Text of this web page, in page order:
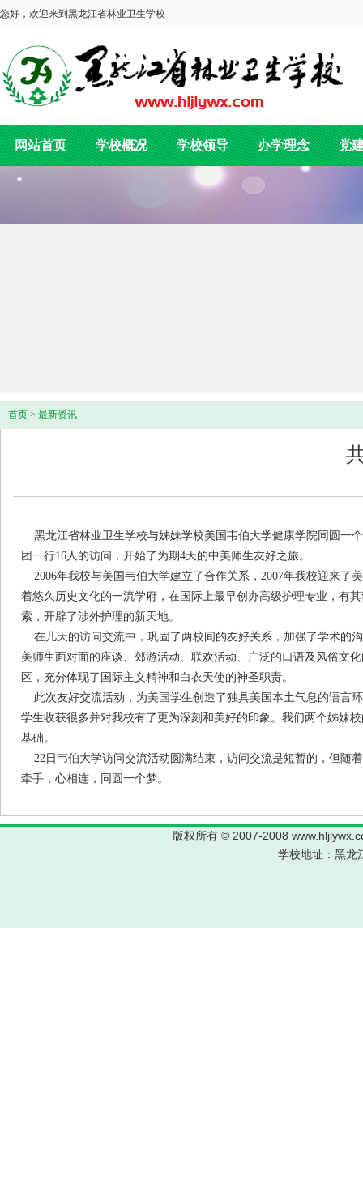
您好，欢迎来到黑龙江省林业卫生学校
网站首页 学校概况 学校领导 办学理念 党
首页 > 最新资讯
黑龙江省林业卫生学校与姊妹学校美国韦伯大学健康学院同圆一
团一行16人的访问，开始了为期4天的中美师生友好之旅。
2006年我校与美国韦伯大学建立了合作关系，2007年我校迎来了
着悠久历史文化的一流学府，在国际上最早创办高级护理专业，有
索，开辟了涉外护理的新天地。
在几天的访问交流中，巩固了两校间的友好关系，加强了学术的
美师生面对面的座谈、郊游活动、联欢活动、广泛的口语及风俗文
区，充分体现了国际主义精神和白衣天使的神圣职责。
此次友好交流活动，为美国学生创造了独具美国本土气息的语言
学生收获很多并对我校有了更为深刻和美好的印象。我们两个姊妹
基础。
22日韦伯大学访问交流活动圆满结束，访问交流是短暂的，但随
牵手，心相连，同圆一个梦。
版权所有 © 2007-2008
学校地址：黑龙